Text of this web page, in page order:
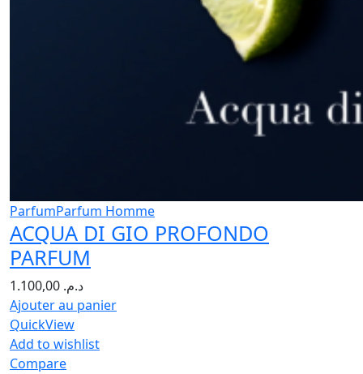
ParfumParfum Homme
ACQUA DI GIO PROFONDO
PARFUM
د.م.
Ajouter au panier
QuickView
Add to wishlist
Compare